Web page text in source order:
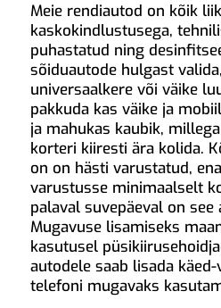
Meie rendiautod on kõik
kaskokindlustusega,
puhastatud ning
sõiduautode hulgast
universaalkere või väike
pakkuda kas väike ja
ja mahukas kaubik,
korteri kiiresti ära kolida.
on on hästi varustatud,
varustusse minimaalselt
palaval suvepäeval on see
Mugavuse lisamiseks
kasutusel
autodele saab lisada
telefoni mugavaks